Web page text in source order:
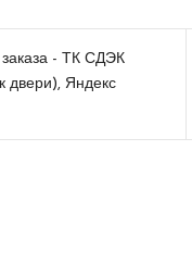
- ТК СДЭК
двери), Яндекс